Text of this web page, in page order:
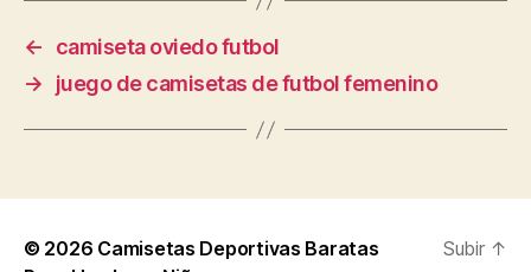
←
camiseta oviedo futbol
→
juego de camisetas de futbol femenino
© 2026 Camisetas Deportivas Baratas
Subir ↑